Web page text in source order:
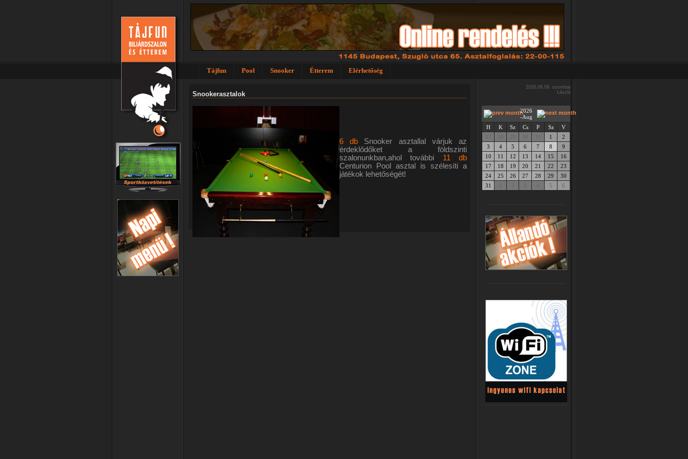
Tájfun Pool Snooker Étterem Elérhetőség
Snookerasztalok
6 db Snooker asztallal várjuk az
érdeklődőket a földszinti
szalonunkban,ahol további 11 db
Centurion Pool asztal is szélesíti a
játékok lehetőségét!
2026.08.08. szombat
László
2026
-Aug
H
K Sz Cs P Sz
V
1
2
3
4 5 6 7 8
9
10
11 12 13 14 15
16
17
18 19 20 21 22
23
24
25 26 27 28 29
30
31
5 6